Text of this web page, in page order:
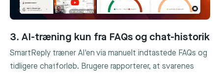
3. AI-træning kun fra FAQs og chat-historik
SmartReply træner AI'en via manuelt indtastede FAQs og
tidligere chatforløb. Brugere rapporterer, at svarenes